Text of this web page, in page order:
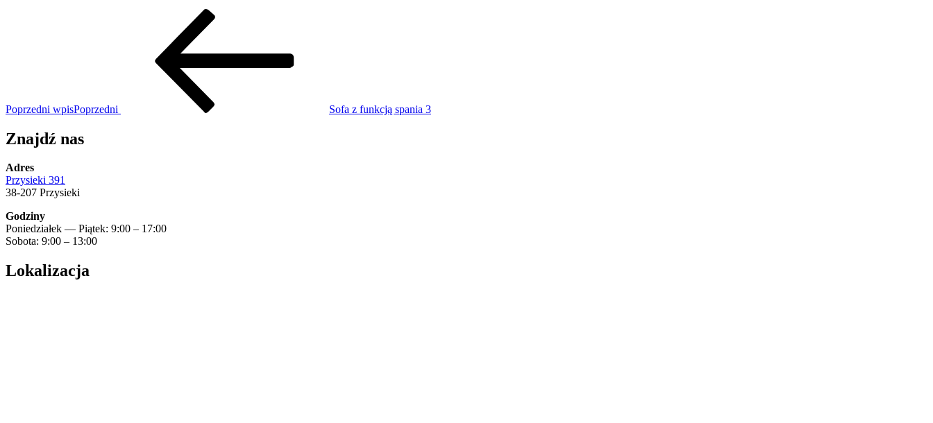
Poprzedni wpisPoprzedni Sofa z funkcją spania 3
Znajdź nas
Adres
Przysieki 391
38-207 Przysieki
Godziny
Poniedziałek — Piątek: 9:00 – 17:00
Sobota: 9:00 – 13:00
Lokalizacja